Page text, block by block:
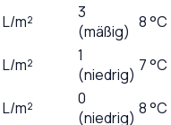
L/m²
3
(mäßig) 8 °C
L/m²
1
(niedrig) 7 °C
L/m²
0
(niedrig) 8 °C